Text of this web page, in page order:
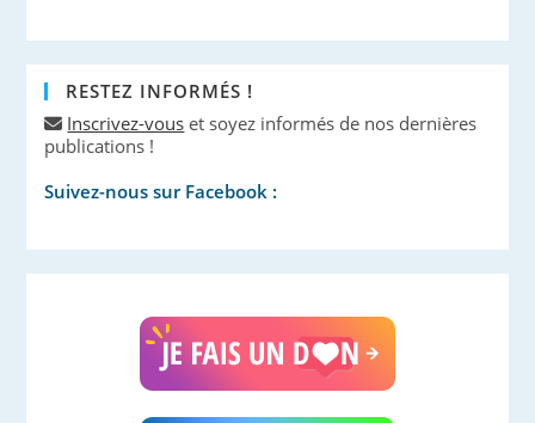
RESTEZ INFORMÉS !
Inscrivez-vous et soyez informés de nos dernières
publications !
Suivez-nous sur Facebook :